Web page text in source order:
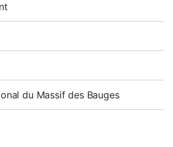
du Massif des Bauges